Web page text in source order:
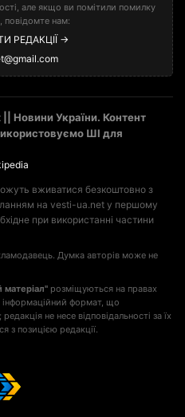
але якщо ви помітили помилку
повідомте нам:
РЕДАКЦІЇ →
Новини України. Контент
ШІ для
вживатися безкоштовно з
на vesti-ua.net у першому
при використанні частини
Думка авторів може не
матеріал" розміщуються на правах
інформаційний формат, що
не несе відповідальності за їх
з позицією редакції.